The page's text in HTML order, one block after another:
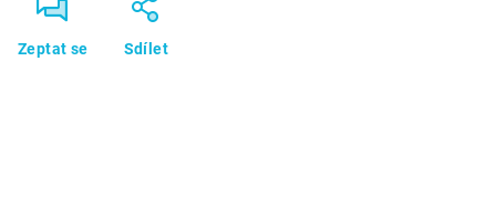
Zeptat se Sdílet